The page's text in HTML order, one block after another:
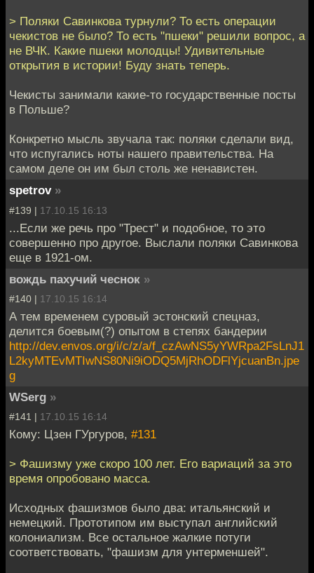
> Поляки Савинкова турнули? То есть операции
чекистов не было? То есть "пшеки" решили вопрос, а
не ВЧК. Какие пшеки молодцы! Удивительные
открытия в истории! Буду знать теперь.
Чекисты занимали какие-то государственные посты
в Польше?
Конкретно мысль звучала так: поляки сделали вид,
что испугались ноты нашего правительства. На
самом деле он им был столь же ненавистен.
spetrov »
#139 | 17.10.15 16:13
...Если же речь про "Трест" и подобное, то это
совершенно про другое. Выслали поляки Савинкова
еще в 1921-ом.
вождь пахучий чеснок »
#140 | 17.10.15 16:14
А тем временем суровый эстонский спецназ,
делится боевым(?) опытом в степях бандерии
http://dev.envos.org/i/c/z/a/f_czAwNS5yYWRpa2FsLnJ1
L2kyMTEvMTIwNS80Ni9iODQ5MjRhODFlYjcuanBn.jpe
g
WSerg »
#141 | 17.10.15 16:14
Кому: Цзен ГУргуров, #131
> Фашизму уже скоро 100 лет. Его вариаций за это
время опробовано масса.
Исходных фашизмов было два: итальянский и
немецкий. Прототипом им выступал английский
колониализм. Все остальное жалкие потуги
соответствовать, "фашизм для унтерменшей".